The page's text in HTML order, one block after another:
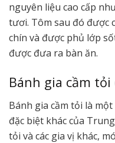
nguyên liệu cao cấp
tươi. Tôm sau đó được
chín và được phủ lớp
được đưa ra bàn ăn.
Bánh gia cầm tỏi
Bánh gia cầm tỏi là
đặc biệt khác của
tỏi và các gia vị khác,